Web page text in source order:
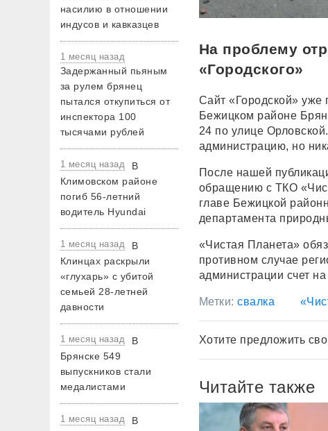
насилию в отношении
индусов и кавказцев
1 месяц назад
Задержанный пьяным
за рулем брянец
пытался откупиться от
инспектора 100
тысячами рублей
1 месяц назад
В
Климовском районе
погиб 56-летний
водитель Hyundai
1 месяц назад
В
Клинцах раскрыли
«глухарь» с убитой
семьей 28-летней
давности
1 месяц назад
В
Брянске 549
выпускников стали
медалистами
1 месяц назад
В
На проблему
«Городского»
Сайт «Городской» уже
Бежицком районе
24 по улице
администрацию, но
После нашей
обращению с ТКО
главе Бежицкой
департамента
«Чистая Планета»
противном случае
администрации счет
Метки:свалка
Хотите предложить
Читайте также